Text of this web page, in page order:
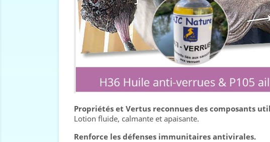
Propriétés et Vertus reconnues des composants
Lotion fluide, calmante et apaisante.
Renforce les défenses immunitaires antivirales.